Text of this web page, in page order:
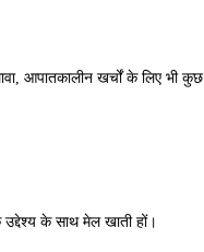
आपातकालीन खर्चों के लिए भी कुछ
के साथ मेल खाती हों।